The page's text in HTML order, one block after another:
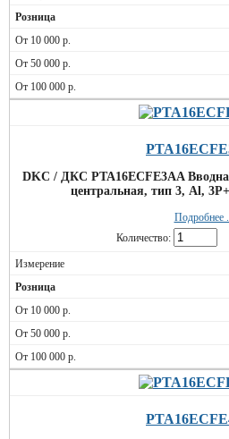
DKC / ДКС PTA16ECFE3AA
центральная, тип 3, Al,
Подробнее
Количество: